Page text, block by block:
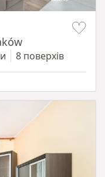
8 поверхів